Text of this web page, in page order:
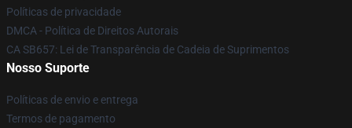
Políticas de privacidade
DMCA - Política de Direitos Autorais
CA SB657: Lei de Transparência de Cadeia de Suprimentos
Nosso Suporte
Políticas de envio e entrega
Termos de pagamento